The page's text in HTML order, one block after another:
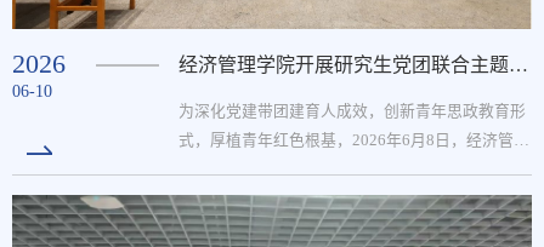
2026
06-10
经济管理学院开展研究生党团联合主题教育活动
为深化党建带团建育人成效，创新青年思政教育形
式，厚植青年红色根基，2026年6月8日，经济管理
级第四团支部于图书馆二楼开展“指尖铸信仰 青春
拼韶华”红色主题活动。本次活动立足党团融合建